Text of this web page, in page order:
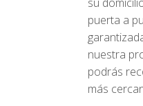
puerta a
nuestra
podrás
más